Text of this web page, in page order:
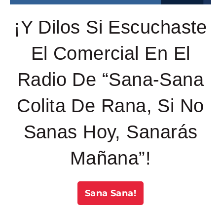
¡Y Dilos Si Escuchaste
El Comercial En El
Radio De “Sana-Sana
Colita De Rana, Si No
Sanas Hoy, Sanarás
Mañana”!
Sana Sana!